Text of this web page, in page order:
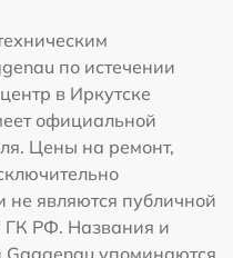
по истечении
в Иркутске
официальной
Цены на ремонт,
не являются публичной
ГК РФ. Названия и